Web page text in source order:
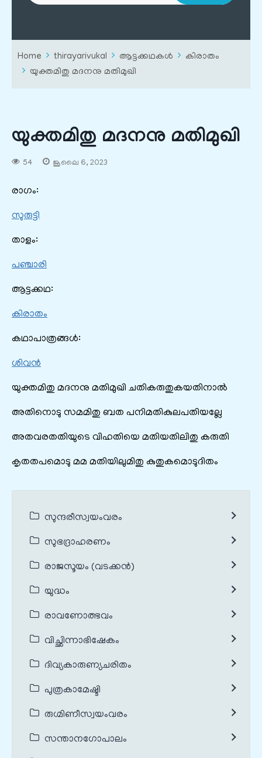
Home thirayarivukal ആട്ടക്കഥകൾ
കിരാതം
യുക്തമിതു മദനനു മതിമുഖി
യുക്തമിതു മദനനു മതിമുഖി
54 ജൂലൈ 6, 2023
രാഗം:
സുരുട്ടി
താളം:
പഞ്ചാരി
ആട്ടക്കഥ:
കിരാതം
കഥാപാത്രങ്ങൾ:
ശിവൻ
യുക്തമിതു മദനനു മതിമുഖി ചതികരുതുകയതിനാൽ
അതിനൊടു സമമിതു ബത പനിമതികുലപതിയല്ലേ
അതവരതതിയുടെ വിഹതിയെ മതിയതിലിതു കരുതി
കൃതതപമൊടു മമ മതിയിലുമിതു കുതുകമൊടുദിതം
സുന്ദരീസ്വയംവരം
സുഭദ്രാഹരണം
രാജസൂയം (വടക്കൻ)
യുദ്ധം
രാവണോത്ഭവം
വിച്ഛിന്നാഭിഷേകം
ദിവ്യകാരുണ്യചരിതം
പുത്രകാമേഷ്ടി
രുഗ്മിണീസ്വയംവരം
സന്താനഗോപാലം